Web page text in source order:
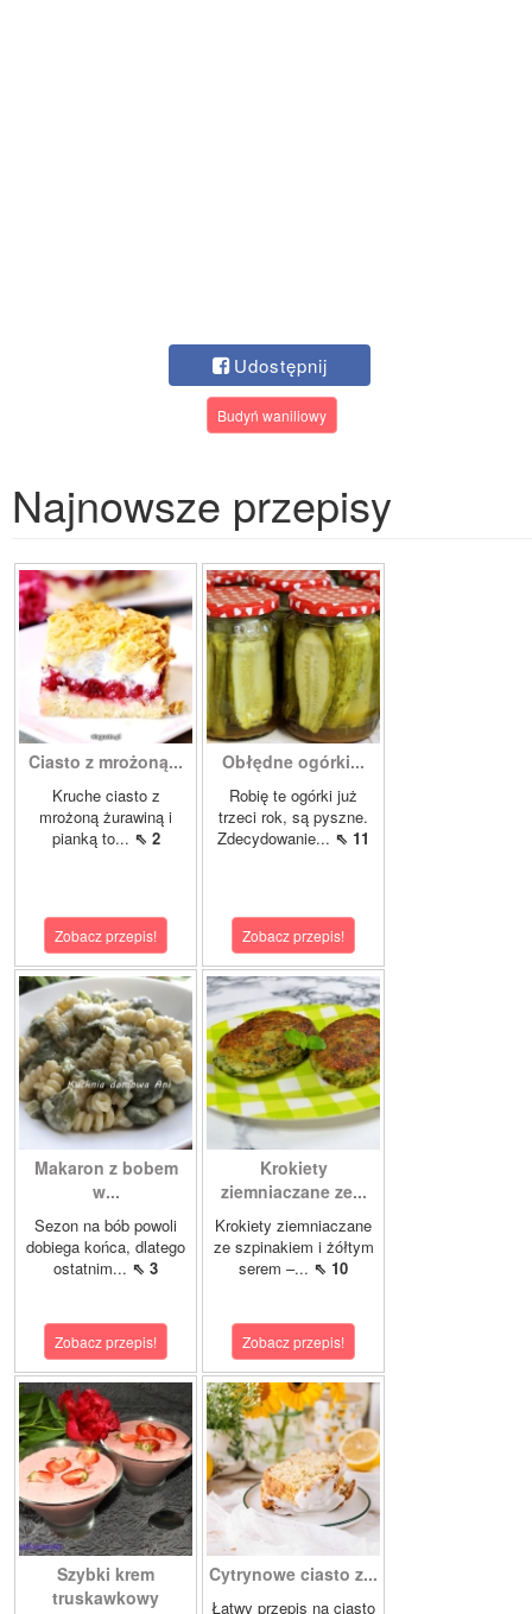
Udostępnij
Budyń waniliowy
Najnowsze przepisy
Ciasto z mrożoną...
Kruche ciasto z
mrożoną żurawiną i
pianką to... ⇖ 2
Zobacz przepis!
Obłędne ogórki...
Robię te ogórki już
trzeci rok, są pyszne.
Zdecydowanie... ⇖ 11
Zobacz przepis!
Makaron z bobem
w...
Sezon na bób powoli
dobiega końca, dlatego
ostatnim... ⇖ 3
Zobacz przepis!
Krokiety
ziemniaczane ze...
Krokiety ziemniaczane
ze szpinakiem i żółtym
serem –... ⇖ 10
Zobacz przepis!
Szybki krem
truskawkowy
Cytrynowe ciasto z...
Łatwy przepis na ciasto